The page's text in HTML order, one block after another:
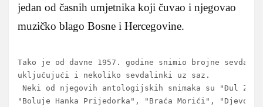
jedan od časnih umjetnika koji čuvao i njegovao
muzičko blago Bosne i Hercegovine.
Tako je od davne 1957. godine snimio brojne
uključujući i nekoliko sevdalinki uz saz.
Neki od njegovih antologijskih snimaka su "Đul
"Boluje Hanka Prijedorka", "Braća Morići",